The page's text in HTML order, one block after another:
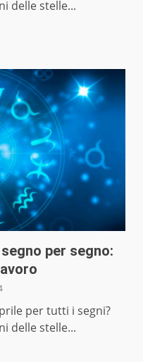
delle stelle...
per segno:
per tutti i segni?
delle stelle...